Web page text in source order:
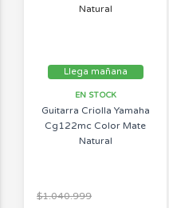
Llega mañana
EN STOCK
Guitarra Criolla Yamaha
Cg122mc Color Mate
Natural
$1.040.999